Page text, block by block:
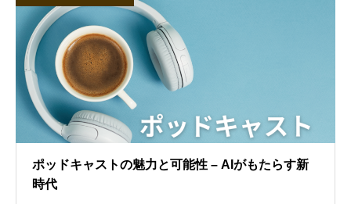
ポッドキャストの魅力と可能性 – AIがもたらす新
時代